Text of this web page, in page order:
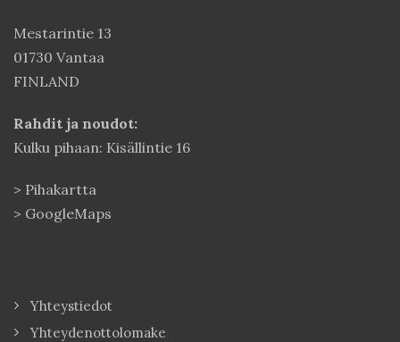
Mestarintie 13
01730 Vantaa
FINLAND
Rahdit ja noudot:
Kulku pihaan: Kisällintie 16
> Pihakartta
> GoogleMaps
Yhteystiedot
Yhteydenottolomake